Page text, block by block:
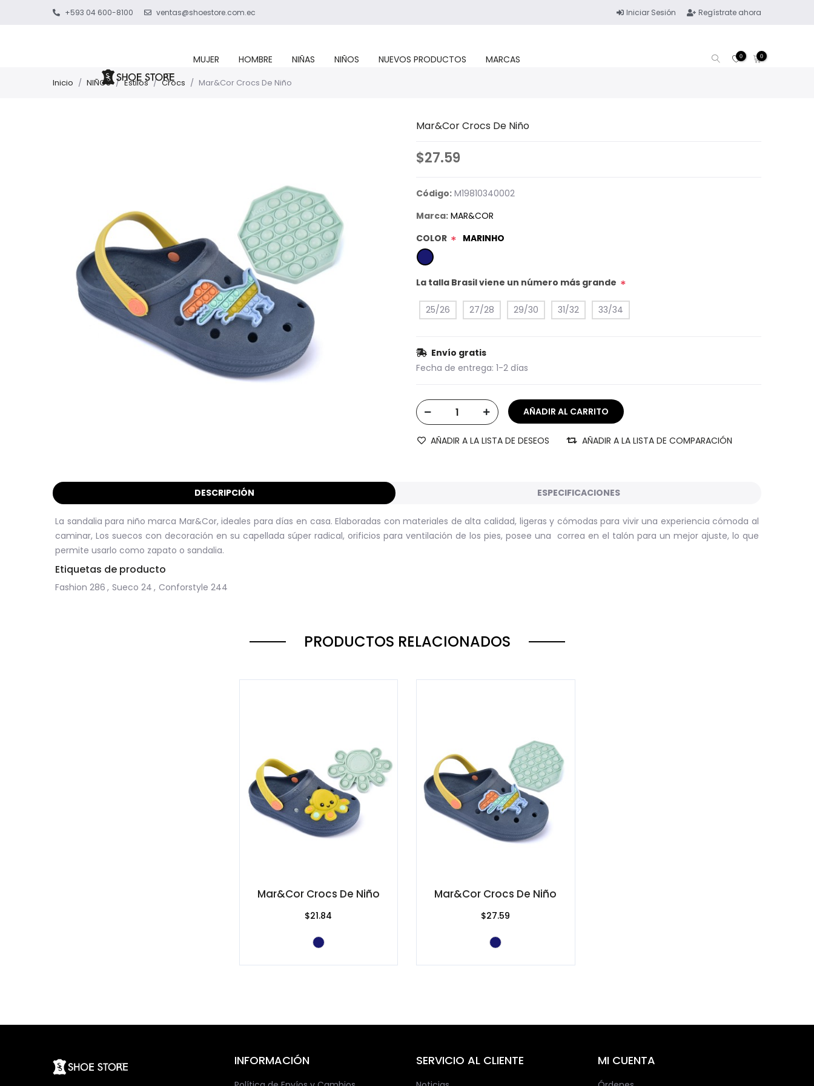
+593 04 600-8100 ventas@shoestore.com.ec Iniciar Sesión Regístrate ahora
MUJER HOMBRE NIÑAS NIÑOS NUEVOS PRODUCTOS MARCAS 0 0
Inicio / NIÑOS / Estilos / Crocs / Mar&Cor Crocs De Niño
Mar&Cor Crocs De Niño
$27.59
Código: M19810340002
Marca: MAR&COR
COLOR * MARINHO
La talla Brasil viene un número más grande *
25/26 27/28 29/30 31/32 33/34
Envío gratis
Fecha de entrega: 1-2 días
AÑADIR A LA LISTA DE DESEOS AÑADIR A LA LISTA DE COMPARACIÓN
DESCRIPCIÓN ESPECIFICACIONES
La sandalia para niño marca Mar&Cor, ideales para días en casa. Elaboradas con materiales de alta calidad, ligeras y cómodas para vivir una experiencia cómoda al
caminar, Los suecos con decoración en su capellada súper radical, orificios para ventilación de los pies, posee una correa en el talón para un mejor ajuste, lo que
permite usarlo como zapato o sandalia.
Etiquetas de producto
Fashion 286 , Sueco 24 , Conforstyle 244
PRODUCTOS RELACIONADOS
Mar&Cor Crocs De Niño
$21.84
Mar&Cor Crocs De Niño
$27.59
INFORMACIÓN SERVICIO AL CLIENTE MI CUENTA